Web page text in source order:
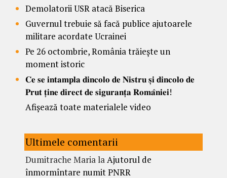
Demolatorii USR atacă Biserica
Guvernul trebuie să facă publice ajutoarele
militare acordate Ucrainei
Pe 26 octombrie, România trăiește un
moment istoric
𝐂𝐞 𝐬𝐞 𝐢𝐧𝐭𝐚𝐦𝐩𝐥𝐚 𝐝𝐢𝐧𝐜𝐨𝐥𝐨 𝐝𝐞 𝐍𝐢𝐬𝐭𝐫𝐮 𝐬̦𝐢 𝐝𝐢𝐧𝐜𝐨𝐥𝐨 𝐝𝐞
𝐏𝐫𝐮𝐭 𝐭̦𝐢𝐧𝐞 𝐝𝐢𝐫𝐞𝐜𝐭 𝐝𝐞 𝐬𝐢𝐠𝐮𝐫𝐚𝐧𝐭̦𝐚 𝐑𝐨𝐦𝐚̂𝐧𝐢𝐞𝐢!
Afișează toate materialele video
Ultimele comentarii
Dumitrache MarialaAjutorul de
înmormîntare numit PNRR